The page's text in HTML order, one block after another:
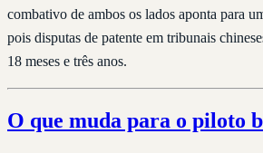
combativo de ambos os lados aponta para
pois disputas de patente em tribunais
18 meses e três anos.
O que muda para o piloto